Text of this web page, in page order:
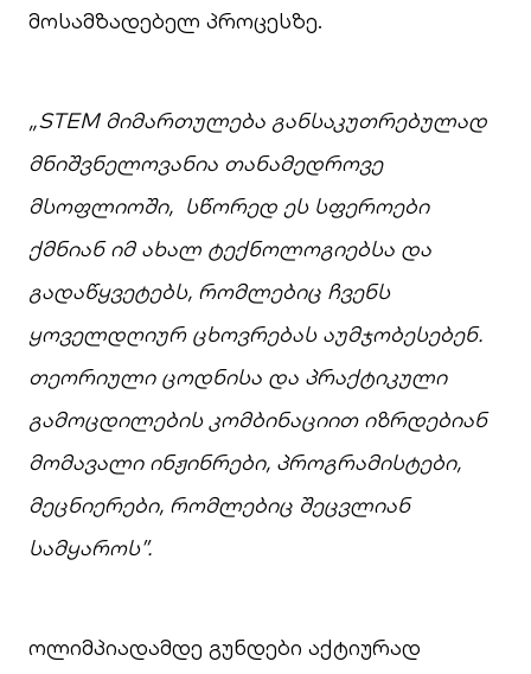
მოსამზადებელ პროცესზე.
„STEM მიმართულება განსაკუთრებულად
მნიშვნელოვანია თანამედროვე
მსოფლიოში, სწორედ ეს სფეროები
ქმნიან იმ ახალ ტექნოლოგიებსა და
გადაწყვეტებს, რომლებიც ჩვენს
ყოველდღიურ ცხოვრებას აუმჯობესებენ.
თეორიული ცოდნისა და პრაქტიკული
გამოცდილების კომბინაციით იზრდებიან
მომავალი ინჟინრები, პროგრამისტები,
მეცნიერები, რომლებიც შეცვლიან
სამყაროს”.
ოლიმპიადამდე გუნდები აქტიურად